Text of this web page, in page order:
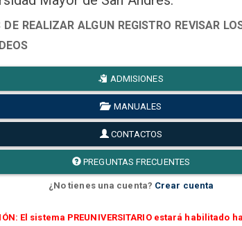
DE REALIZAR ALGUN REGISTRO REVISAR
ADMISIONES
MANUALES
CONTACTOS
PREGUNTAS FRECUENTES
¿No tienes una cuenta? Crear cuenta
El sistema PREUNIVERSITARIO estará habilitado